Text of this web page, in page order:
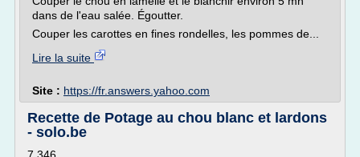
dans de l'eau salée. Égoutter.
Couper les carottes en fines rondelles, les pommes de...
Lire la suite
Site : https://fr.answers.yahoo.com
Recette de Potage au chou blanc et lardons
- solo.be